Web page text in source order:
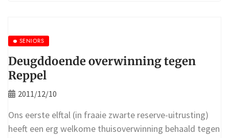
SENIORS
Deugddoende overwinning tegen
Reppel
2011/12/10
Ons eerste elftal (in fraaie zwarte reserve-uitrusting)
heeft een erg welkome thuisoverwinning behaald tegen